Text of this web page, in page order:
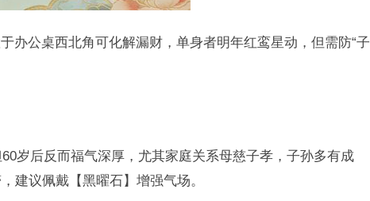
办公桌西北角可化解漏财，单身者明年红鸾星动，但需防“子
岁后反而福气深厚，尤其家庭关系母慈子孝，子孙多有成
建议佩戴【黑曜石】增强气场。